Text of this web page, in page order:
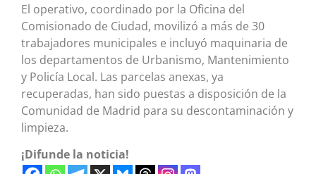
El operativo, coordinado por la Oficina del
Comisionado de Ciudad, movilizó a más de 30
trabajadores municipales e incluyó maquinaria de
los departamentos de Urbanismo, Mantenimiento
y Policía Local. Las parcelas anexas, ya
recuperadas, han sido puestas a disposición de la
Comunidad de Madrid para su descontaminación y
limpieza.
¡Difunde la noticia!